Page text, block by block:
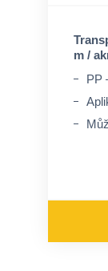
m /
PP